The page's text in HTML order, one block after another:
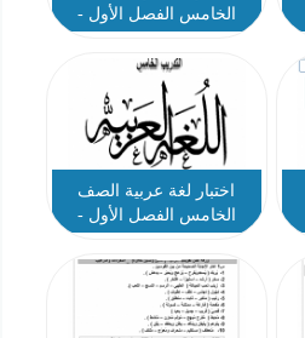
الخامس الفصل الأول -
اختبار لغة عربية الصف
الخامس الفصل الأول -